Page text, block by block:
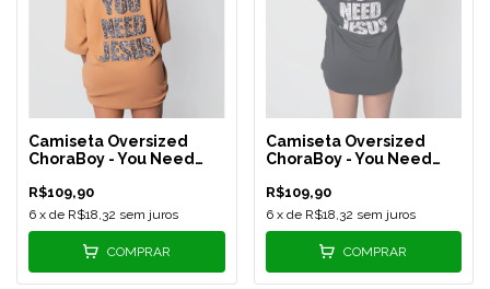
Camiseta Oversized
ChoraBoy - You Need
570
R$109,90
6 x de R$18,32 sem juros
COMPRAR
Camiseta Oversized
ChoraBoy - You Need
R$109,90
6 x de R$18,32 sem juros
COMPRAR